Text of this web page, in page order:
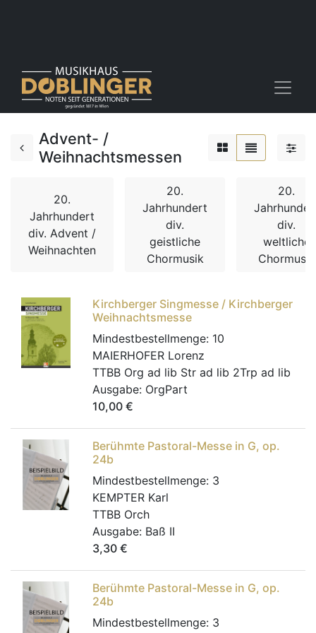
Advent- /
Weihnachtsmessen
20.
Jahrhundert
div. Advent /
Weihnachten
20.
Jahrhundert
div.
geistliche
Chormusik
20.
div.
weltliche
Chormusik
Kirchberger Singmesse / Kirchberger
Weihnachtsmesse
Mindestbestellmenge: 10
MAIERHOFER Lorenz
TTBB Org ad lib Str ad lib 2Trp ad lib
Ausgabe: OrgPart
10,00 €
Berühmte Pastoral-Messe in G, op.
24b
Mindestbestellmenge: 3
KEMPTER Karl
TTBB Orch
Ausgabe: Baß II
3,30 €
Berühmte Pastoral-Messe in G, op.
24b
Mindestbestellmenge: 3